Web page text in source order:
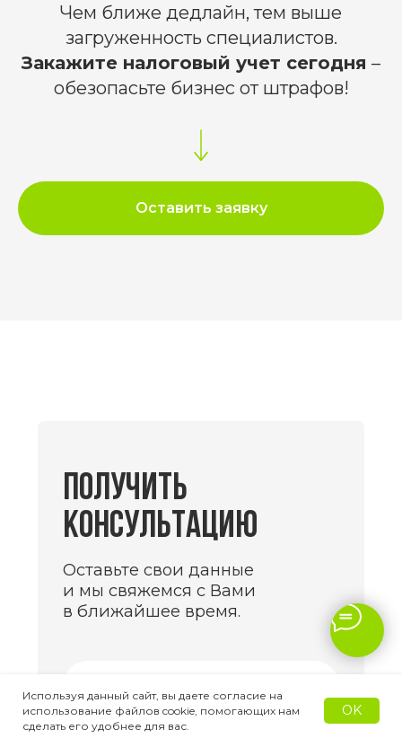
Чем ближе дедлайн, тем выше
загруженность специалистов.
Закажите налоговый учет сегодня –
обезопасьте бизнес от штрафов!
Оставить заявку
Используя данный сайт, вы даете согласие на
использование файлов cookie, помогающих нам
сделать его удобнее для вас.
OK